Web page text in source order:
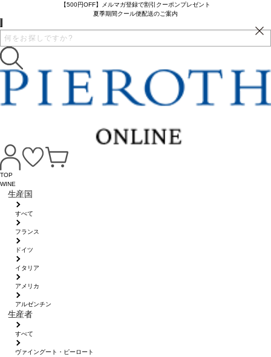
【500円OFF】メルマガ登録で割引クーポンプレゼント
夏季期間クール便配送のご案内
TOP
WINE
生産国
すべて
フランス
ドイツ
イタリア
アメリカ
アルゼンチン
生産者
すべて
ヴァイングート・ピーロート